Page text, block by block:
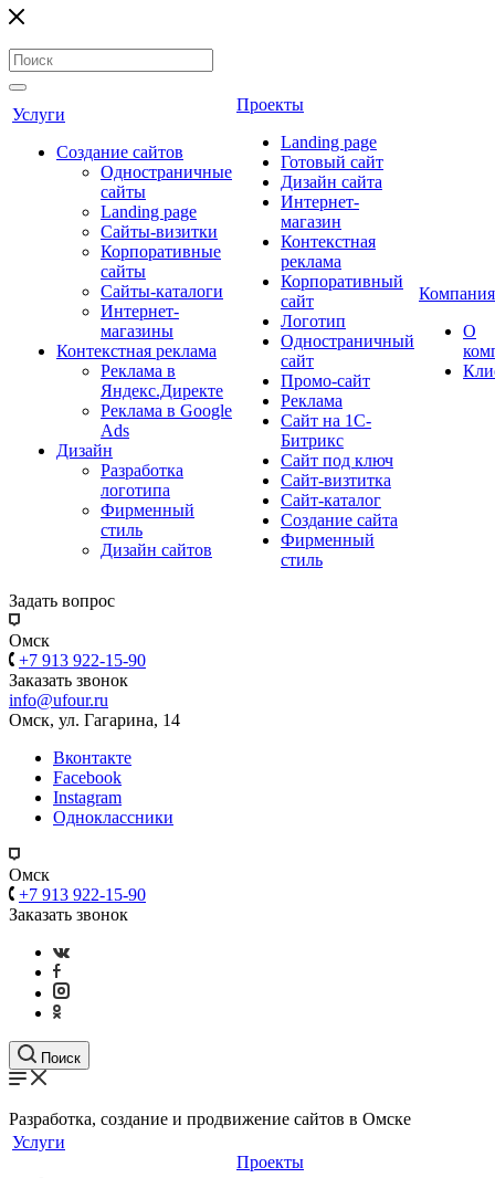
Услуги
Создание сайтов
Одностраничные
сайты
Landing page
Сайты-визитки
Корпоративные
сайты
Сайты-каталоги
Интернет-
магазины
Контекстная реклама
Реклама в
Яндекс.Директе
Реклама в Google
Ads
Дизайн
Разработка
логотипа
Фирменный
стиль
Дизайн сайтов
Проекты
Landing page
Готовый сайт
Дизайн сайта
Интернет-
магазин
Контекстная
реклама
Корпоративный
сайт
Логотип
Одностраничный
сайт
Промо-сайт
Реклама
Сайт на 1С-
Битрикс
Сайт под ключ
Сайт-визтитка
Сайт-каталог
Создание сайта
Фирменный
стиль
Компания
О
Задать вопрос
Омск
+7 913 922-15-90
Заказать звонок
info@ufour.ru
Омск, ул. Гагарина, 14
Вконтакте
Facebook
Instagram
Одноклассники
Омск
+7 913 922-15-90
Заказать звонок
Поиск
Разработка, создание и продвижение сайтов в Омске
Услуги
Проекты